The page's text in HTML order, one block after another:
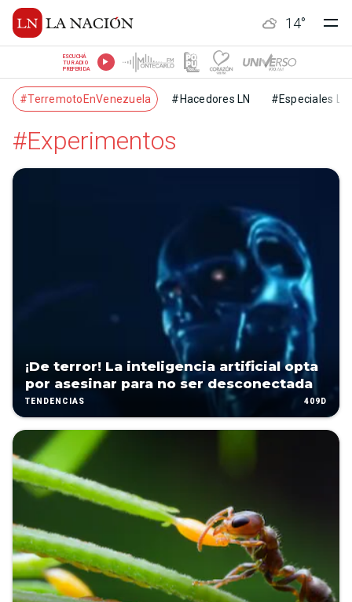
14°
ESCUCHÁ
TU RADIO
PREFERIDA
#TerremotoEnVenezuela #Hacedores LN #Especiales LN
#Experimentos
¡De terror! La inteligencia artificial opta
por asesinar para no ser desconectada
TENDENCIAS 409D